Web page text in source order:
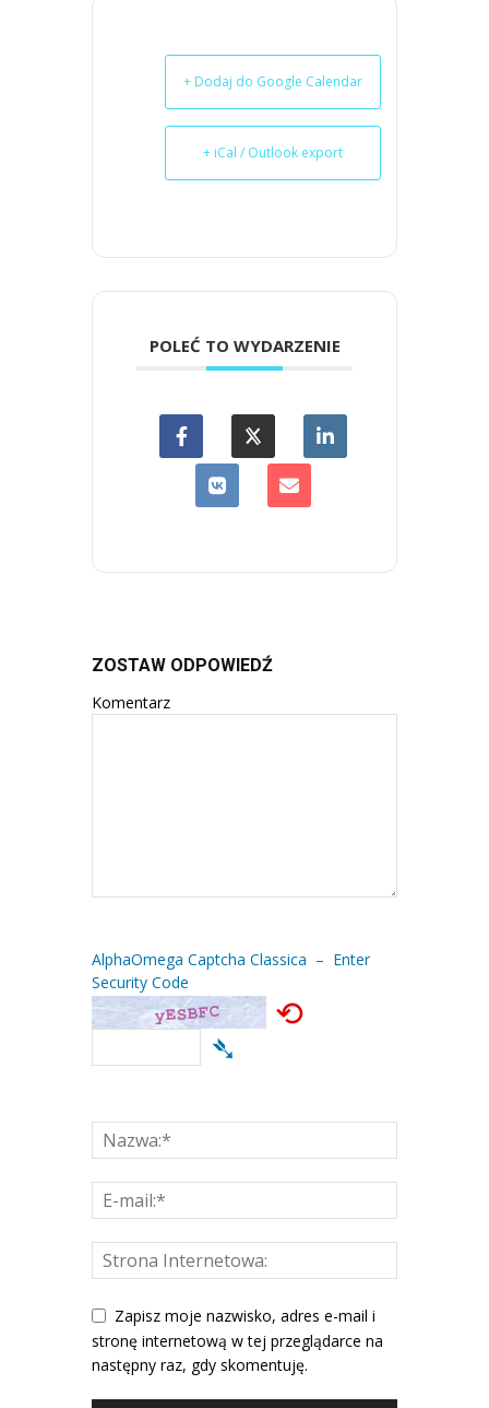
+ Dodaj do Google Calendar
+ iCal / Outlook export
POLEĆ TO WYDARZENIE
ZOSTAW ODPOWIEDŹ
Komentarz
AlphaOmega Captcha Classica – Enter
Security Code
⟲
➴
Zapisz moje nazwisko, adres e-mail i
stronę internetową w tej przeglądarce na
następny raz, gdy skomentuję.